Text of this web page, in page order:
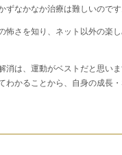
なかなか治療は難しいのです
怖さを知り、ネット以外の楽
消は、運動がベストだと思い
わかることから、自身の成長